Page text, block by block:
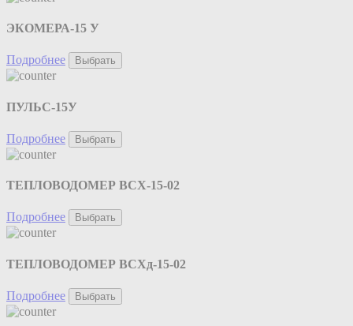
ЭКОМЕРА-15 У
Подробнее Выбрать
ПУЛЬС-15У
Подробнее Выбрать
ТЕПЛОВОДОМЕР ВСХ-15-02
Подробнее Выбрать
ТЕПЛОВОДОМЕР ВСХд-15-02
Подробнее Выбрать